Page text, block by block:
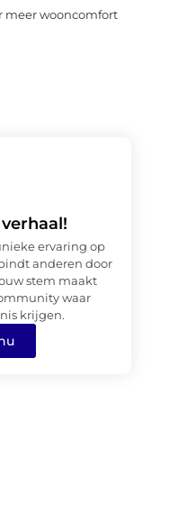
meer wooncomfort
ervaring op
anderen door
stem maakt
waar
krijgen.